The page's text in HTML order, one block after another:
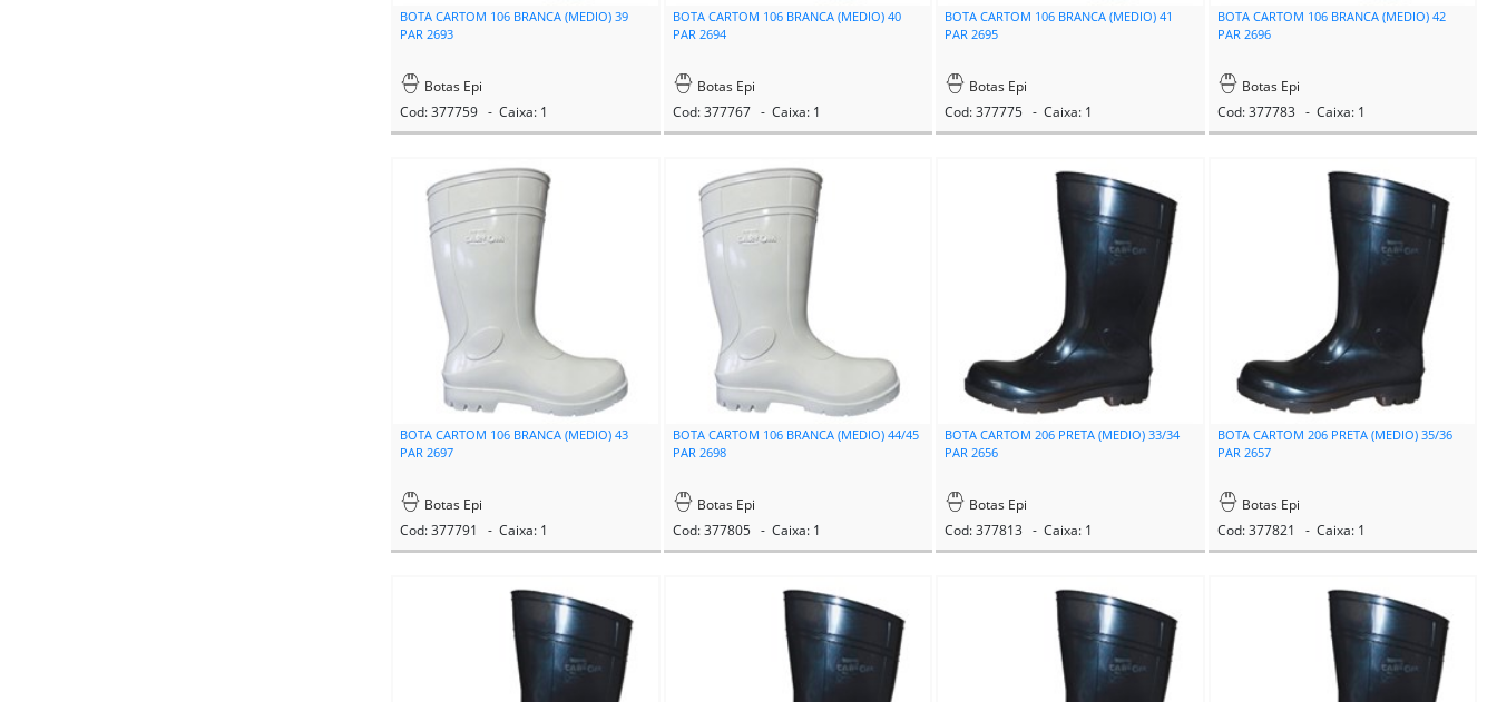
BOTA CARTOM 106 BRANCA (MEDIO) 39
PAR 2693
Botas Epi
Cod: 377759 - Caixa: 1
BOTA CARTOM 106 BRANCA (MEDIO) 40
PAR 2694
Botas Epi
Cod: 377767 - Caixa: 1
BOTA CARTOM 106 BRANCA (MEDIO) 41
PAR 2695
Botas Epi
Cod: 377775 - Caixa: 1
BOTA CARTOM 106 BRANCA (MEDIO) 42
PAR 2696
Botas Epi
Cod: 377783 - Caixa: 1
BOTA CARTOM 106 BRANCA (MEDIO) 43
PAR 2697
Botas Epi
Cod: 377791 - Caixa: 1
BOTA CARTOM 106 BRANCA (MEDIO) 44/45
PAR 2698
Botas Epi
Cod: 377805 - Caixa: 1
BOTA CARTOM 206 PRETA (MEDIO) 33/34
PAR 2656
Botas Epi
Cod: 377813 - Caixa: 1
BOTA CARTOM 206 PRETA (MEDIO) 35/36
PAR 2657
Botas Epi
Cod: 377821 - Caixa: 1